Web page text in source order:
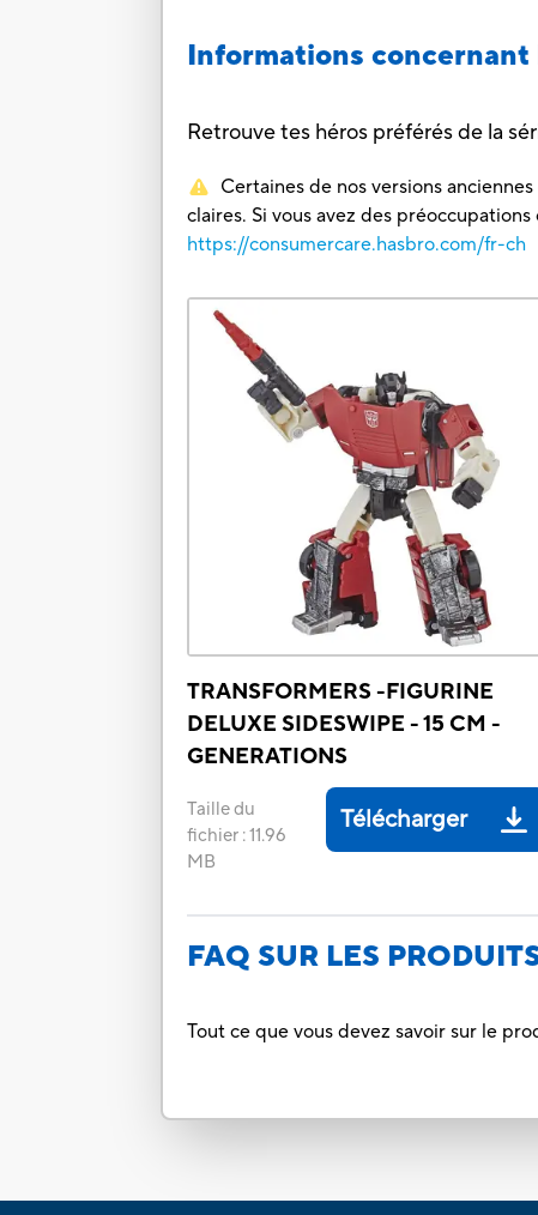
Informations
Retrouve tes héros préférés de la
Certaines de nos versions
claires. Si vous avez des
https://consumercare.hasbro.com/fr-ch
TRANSFORMERS -FIGURINE
DELUXE SIDESWIPE - 15 CM -
GENERATIONS
Taille du
fichier :11.96
MB
Télécharger
FAQ SUR LES
Tout ce que vous devez savoir sur le